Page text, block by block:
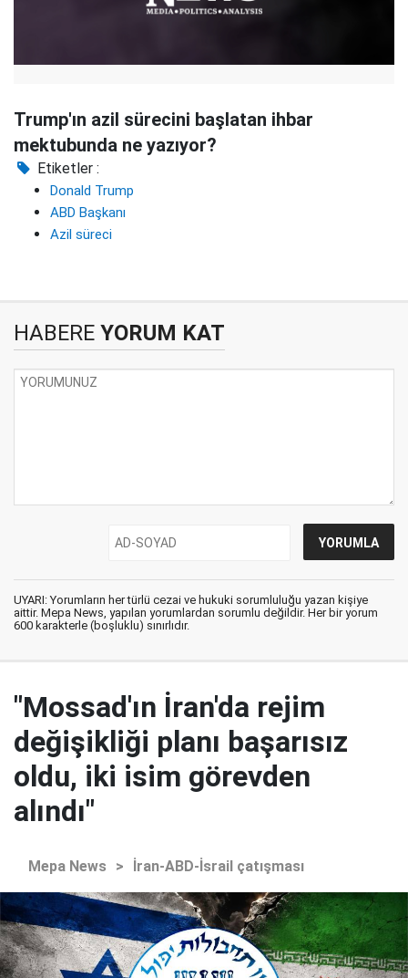
Trump'ın azil sürecini başlatan ihbar
mektubunda ne yazıyor?
Etiketler :
Donald Trump
ABD Başkanı
Azil süreci
HABERE YORUM KAT
UYARI: Yorumların her türlü cezai ve hukuki sorumluluğu yazan kişiye
aittir. Mepa News, yapılan yorumlardan sorumlu değildir. Her bir yorum
600 karakterle (boşluklu) sınırlıdır.
"Mossad'ın İran'da rejim
değişikliği planı başarısız
oldu, iki isim görevden
alındı"
Mepa News > İran-ABD-İsrail çatışması